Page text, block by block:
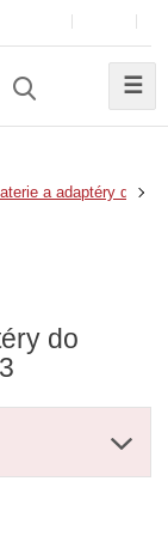
☰
a adaptéry do
do